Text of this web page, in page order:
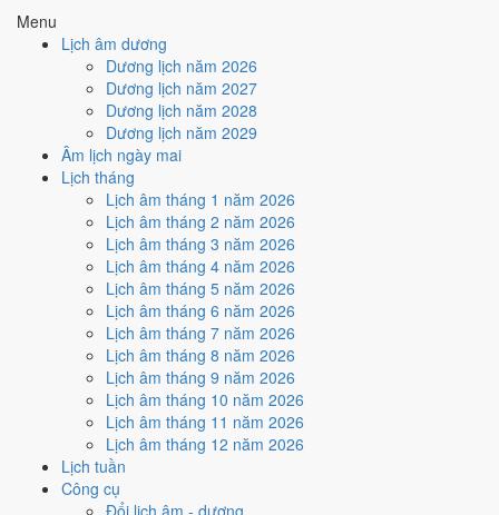
Menu
Lịch âm dương
Dương lịch năm 2026
Dương lịch năm 2027
Dương lịch năm 2028
Dương lịch năm 2029
Âm lịch ngày mai
Lịch tháng
Lịch âm tháng 1 năm 2026
Lịch âm tháng 2 năm 2026
Lịch âm tháng 3 năm 2026
Lịch âm tháng 4 năm 2026
Lịch âm tháng 5 năm 2026
Lịch âm tháng 6 năm 2026
Lịch âm tháng 7 năm 2026
Lịch âm tháng 8 năm 2026
Lịch âm tháng 9 năm 2026
Lịch âm tháng 10 năm 2026
Lịch âm tháng 11 năm 2026
Lịch âm tháng 12 năm 2026
Lịch tuần
Công cụ
Đổi lịch âm - dương
5/10 Trung bình
Ký hợp đồng - giao ước hôm nay ở
Ngày Hoàng Đạo, nhưng Sao Quỷ kéo giảm điểm.
Cách tính ngày tốt
Động thổ - khởi công
5 /10Trung bình
Động thổ - khởi công hôm nay ở
Ngày Hoàng Đạo, nhưng Sao Quỷ kéo giảm điểm.
Cách tính ngày tốt
Nhập trạch - vào nhà mới
Trung bình
Nhập trạch - vào nhà mới hôm nay ở
nhờ hợp Ngày Hoàng Đạo, nhưng Sao Quỷ kéo giảm điểm.
Cách tính ngày tốt
Mua xe - tậu xe
Trung bình
Mua xe - tậu xe hôm nay ởmức trung bình (5/10)
Ngày Hoàng Đạo, nhưng Sao Quỷ kéo giảm điểm.
Cách tính ngày tốt
✈️
Xuất hành - đi xa